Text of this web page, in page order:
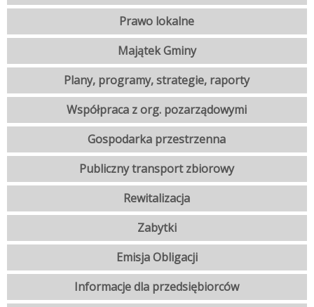
Prawo lokalne
Majątek Gminy
Plany, programy, strategie, raporty
Współpraca z org. pozarządowymi
Gospodarka przestrzenna
Publiczny transport zbiorowy
Rewitalizacja
Zabytki
Emisja Obligacji
Informacje dla przedsiębiorców